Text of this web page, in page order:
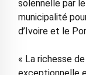
solennelle par
municipalité
d’Ivoire et le
« La richesse